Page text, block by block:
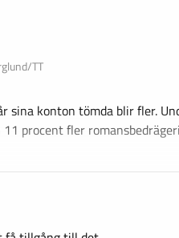
TT
sina konton tömda blir fler.
procent fler